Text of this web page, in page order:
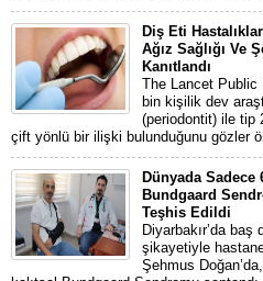
Diş Eti
Ağız Sağlığı Ve
Kanıtlandı
The Lancet Public
bin kişilik dev
(periodontit) ile tip
çift yönlü bir ilişki bulunduğunu gözler
Dünyada
Bundgaard
Teşhis Edildi
Diyarbakır’da baş
şikayetiyle
Şehmus